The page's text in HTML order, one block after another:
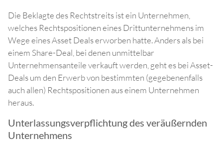
Die Beklagte des Rechtstreits ist ein Unternehmen,
welches Rechtspositionen eines Drittunternehmens im
Wege eines Asset Deals erworben hatte. Anders als bei
einem Share-Deal, bei denen unmittelbar
Unternehmensanteile verkauft werden, geht es bei Asset-
Deals um den Erwerb von bestimmten (gegebenenfalls
auch allen) Rechtspositionen aus einem Unternehmen
heraus.
Unterlassungsverpflichtung des veräußernden
Unternehmens